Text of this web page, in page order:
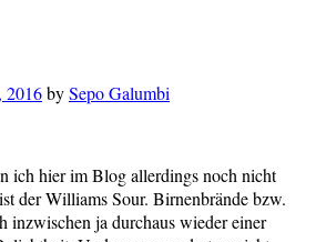
2016bySepo Galumbi
ich hier im Blog allerdings noch nicht
der Williams Sour. Birnenbrände bzw.
inzwischen ja durchaus wieder einer